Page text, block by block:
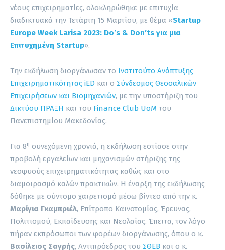
νέους επιχειρηματίες, ολοκληρώθηκε με επιτυχία
διαδικτυακά την Τετάρτη 15 Μαρτίου, με θέμα «Startup
Europe Week Larisa 2023: Do’s & Don’ts για μια
Επιτυχημένη Startup».
Την εκδήλωση διοργάνωσαν το Ινστιτούτο Ανάπτυξης
Επιχειρηματικότητας iED και ο Σύνδεσμος Θεσσαλικών
Επιχειρήσεων και Βιομηχανιών, με την υποστήριξη του
Δικτύου ΠΡΑΞΗ και του Finance Club UoM του
Πανεπιστημίου Μακεδονίας.
Για 8η συνεχόμενη χρονιά, η εκδήλωση εστίασε στην
προβολή εργαλείων και μηχανισμών στήριξης της
νεοφυούς επιχειρηματικότητας καθώς και στο
διαμοιρασμό καλών πρακτικών. Η έναρξη της εκδήλωσης
δόθηκε με σύντομο χαιρετισμό μέσω βίντεο από την κ.
Μαρίγια Γκαμπριέλ, Επίτροπο Καινοτομίας, Έρευνας,
Πολιτισμού, Εκπαίδευσης και Νεολαίας. Έπειτα, τον λόγο
πήραν εκπρόσωποι των φορέων διοργάνωσης, όπου ο κ.
Βασίλειος Σαγρής, Αντιπρόεδρος του ΣΘΕΒ και ο κ.